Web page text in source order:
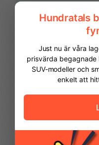
Navigation
Peugeot SOS &
Vi hjälper dig
din bil. Här